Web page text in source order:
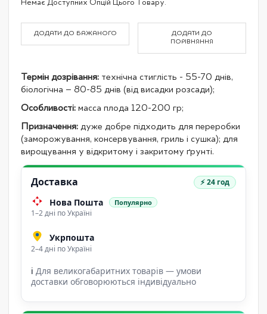
product
Немає Доступних Опцій Цього Товару.
ДОДАТИ ДО БАЖАНОГО
ДОДАТИ ДО
ПОРІВНЯННЯ
Термін дозрівання: технічна стиглість - 55-70 днів,
біологічна – 80-85 днів (від висадки розсади);
Особливості: масса плода 120-200 гр;
Призначення: дуже добре підходить для переробки
(заморожування, консервування, гриль і сушка); для
вирощування у відкритому і закритому ґрунті.
Доставка ⚡ 24 год
Нова Пошта Популярно
1–2 дні по Україні
Укрпошта
2–4 дні по Україні
ℹ Для великогабаритних товарів — умови
доставки обговорюються індивідуально